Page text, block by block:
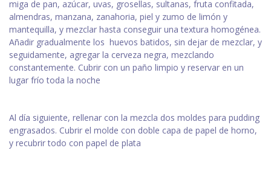
miga de pan, azúcar, uvas, grosellas, sultanas, fruta confitada,
almendras, manzana, zanahoria, piel y zumo de limón y
mantequilla, y mezclar hasta conseguir una textura homogénea.
Añadir gradualmente los huevos batidos, sin dejar de mezclar, y
seguidamente, agregar la cerveza negra, mezclando
constantemente. Cubrir con un paño limpio y reservar en un
lugar frío toda la noche
Al día siguiente, rellenar con la mezcla dos moldes para pudding
engrasados. Cubrir el molde con doble capa de papel de horno,
y recubrir todo con papel de plata